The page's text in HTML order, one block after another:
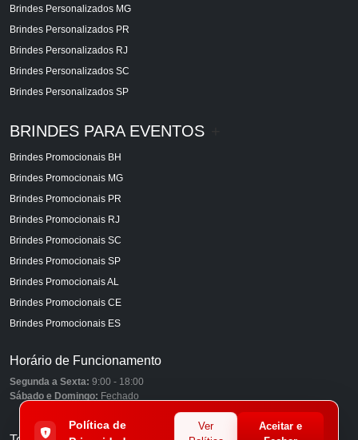
Brindes Personalizados MG
Brindes Personalizados PR
Brindes Personalizados RJ
Brindes Personalizados SC
Brindes Personalizados SP
BRINDES PARA EVENTOS
Brindes Promocionais BH
Brindes Promocionais MG
Brindes Promocionais PR
Brindes Promocionais RJ
Brindes Promocionais SC
Brindes Promocionais SP
Brindes Promocionais AL
Brindes Promocionais CE
Brindes Promocionais ES
Horário de Funcionamento
Segunda a Sexta: 9:00 - 18:00
Sábado e Domingo: Fechado
Política de
Ver
Aceitar e